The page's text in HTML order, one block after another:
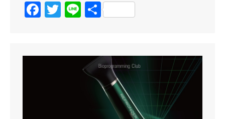
Facebook
Twitter
Line共